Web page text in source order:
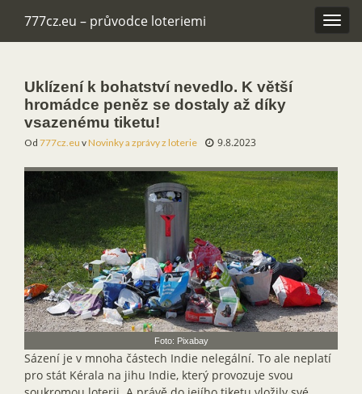
777cz.eu – průvodce loteriemi
Uklízení k bohatství nevedlo. K větší
hromádce peněz se dostaly až díky
vsazenému tiketu!
Od 777cz.eu vNovinky a zprávy z loterie 9.8.2023
Foto: Pixabay
Sázení je v mnoha částech Indie nelegální. To ale neplatí
pro stát Kérala na jihu Indie, který provozuje svou